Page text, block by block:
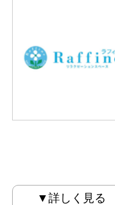
▼詳しく見る